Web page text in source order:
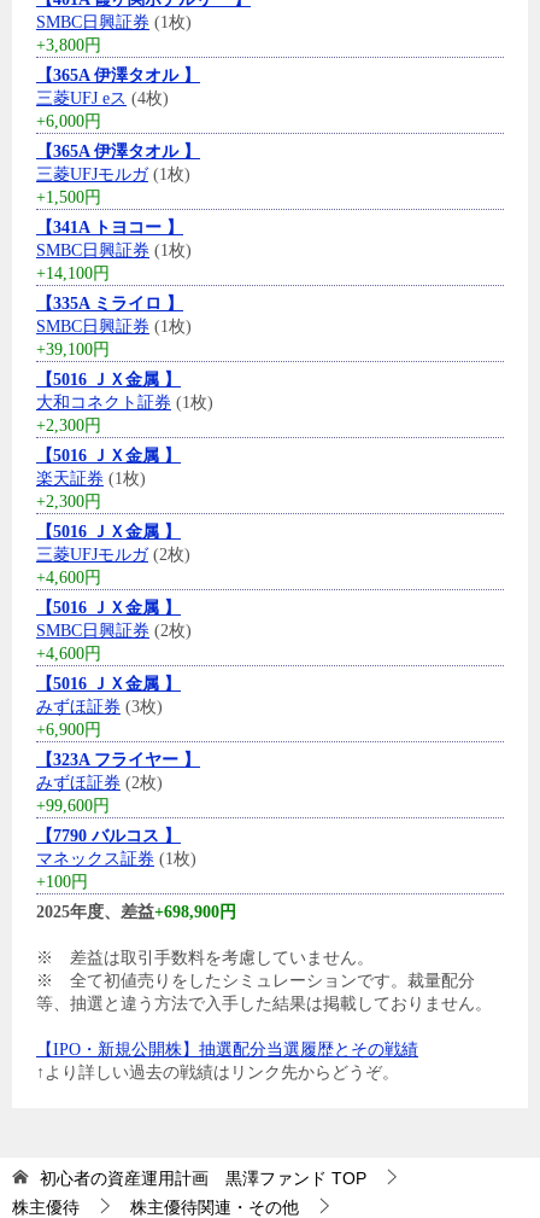
SMBC日興証券 (1枚)
+3,800円
【365A 伊澤タオル 】
三菱UFJ eス (4枚)
+6,000円
【365A 伊澤タオル 】
三菱UFJモルガ(1枚)
+1,500円
【341A トヨコー 】
SMBC日興証券 (1枚)
+14,100円
【335A ミライロ 】
SMBC日興証券 (1枚)
+39,100円
【5016 ＪＸ金属 】
大和コネクト証券 (1枚)
+2,300円
【5016 ＪＸ金属 】
楽天証券 (1枚)
+2,300円
【5016 ＪＸ金属 】
三菱UFJモルガ(2枚)
+4,600円
【5016 ＪＸ金属 】
SMBC日興証券 (2枚)
+4,600円
【5016 ＪＸ金属 】
みずほ証券 (3枚)
+6,900円
【323A フライヤー 】
みずほ証券 (2枚)
+99,600円
【7790 バルコス 】
マネックス証券 (1枚)
+100円
2025年度、差益+698,900円
※ 差益は取引手数料を考慮していません。
※ 全て初値売りをしたシミュレーションです。裁量配分
等、抽選と違う方法で入手した結果は掲載しておりません。
【IPO・新規公開株】抽選配分当選履歴とその戦績
↑より詳しい過去の戦績はリンク先からどうぞ。
初心者の資産運用計画 黒澤ファンド TOP
株主優待
株主優待関連・その他